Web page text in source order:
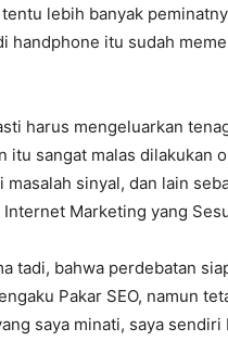
lebih banyak
handphone itu sudah
harus mengeluarkan
itu sangat malas dilakukan
sinyal, dan lain
Marketing yang
tadi, bahwa perdebatan
Pakar SEO, namun
saya minati, saya